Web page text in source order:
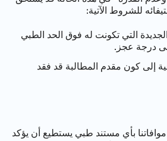
للشروط الآتية:
التي تكونت له فوق الحد الطبي
درجة عجز.
كون مقدم المطالبة قد فقد
بأي مستند طبي يستطيع أن يؤكد